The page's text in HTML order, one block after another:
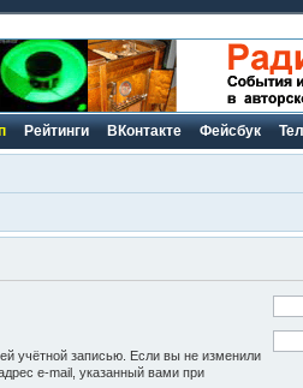
Рейтинги ВКонтакте Фейсбук
учётной записью. Если вы не изменили
e-mail, указанный вами при